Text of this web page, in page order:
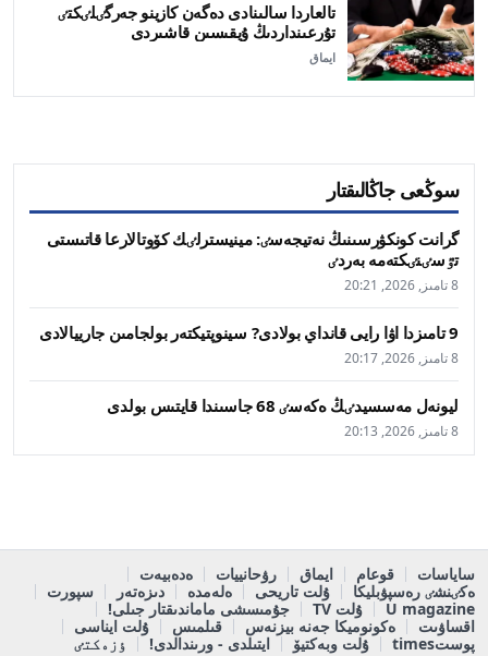
تالعاردا سالىنادى دەگەن كازينو جەرگٸلٸكتٸ
تۇرعىنداردىڭ ۇيقىسىن قاشىردى
ايماق
سوڭعى جاڭالىقتار
گرانت كونكۋرسىنىڭ نەتيجەسٸ: مينيسترلٸك كۆوتالارعا قاتىستى
تٷسٸنٸكتەمە بەردٸ
8 تامىز, 2026, 20:21
9 تامىزدا اۋا رايى قانداي بولادى? سينوپتيكتەر بولجامىن جارييالادى
8 تامىز, 2026, 20:17
ليونەل مەسسيدٸڭ ەكەسٸ 68 جاسىندا قايتىس بولدى
8 تامىز, 2026, 20:13
ساياسات قوعام ايماق رۋحانييات
ەدەبيەت
ەكٸنشٸ رەسپۋبليكا
ۇلت تاريحى ەلەمدە دىزەتەر
سپورت
U magazine
ۇلت TV
جۇمىسشى ماماندىقتار جىلى!
اقساۋىت
ەكونوميكا جەنە بيزنەس قىلمىس
ۇلت ايناسى
پوستtimes
ۇلت وبەكتيۆ ايتىلدى - ورىندالدى! ٶزەكتٸ